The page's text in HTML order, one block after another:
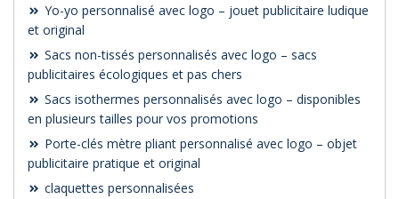
Yo-yo personnalisé avec logo – jouet publicitaire ludique
et original
Sacs non-tissés personnalisés avec logo – sacs
publicitaires écologiques et pas chers
Sacs isothermes personnalisés avec logo – disponibles
en plusieurs tailles pour vos promotions
Porte-clés mètre pliant personnalisé avec logo – objet
publicitaire pratique et original
claquettes personnalisées